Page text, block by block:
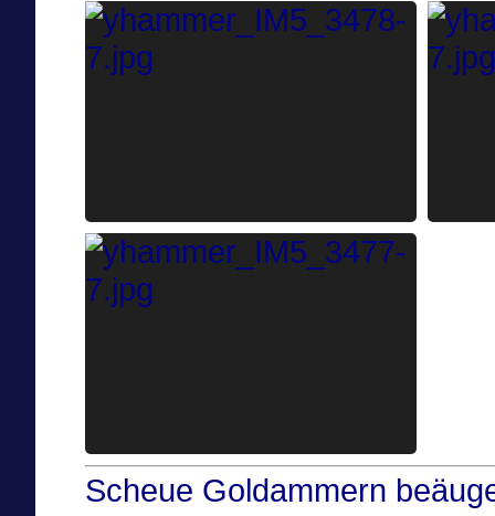
Scheue Goldammern